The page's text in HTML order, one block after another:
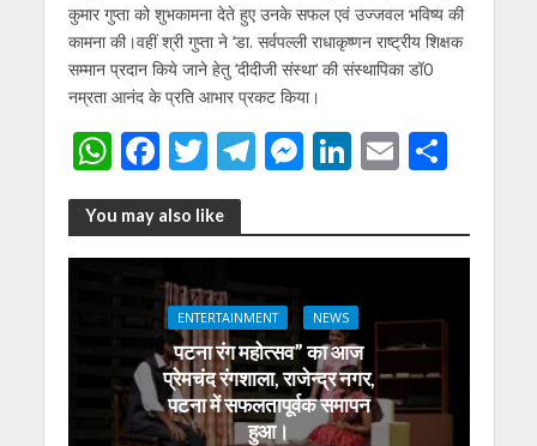
कुमार गुप्ता को शुभकामना देते हुए उनके सफल एवं उज्जवल भविष्य की
कामना की।वहीं श्री गुप्ता ने ‘डा. सर्वपल्ली राधाकृष्णन राष्ट्रीय शिक्षक
सम्मान प्रदान किये जाने हेतु ‘दीदीजी संस्था‘ की संस्थापिका डॉ0
नम्रता आनंद के प्रति आभार प्रकट किया।
W
h
at
s
p
F
ac
e
b
o
o
k
T
w
itt
er
T
e
gr
a
m
M
ss
e
n
g
er
Li
k
e
dI
n
E
ai
l
S
ar
e
You may also like
ENTERTAINMENT NEWS
पटना रंग महोत्सव” का आज
प्रेमचंद रंगशाला, राजेन्द्र नगर,
पटना में सफलतापूर्वक समापन
हुआ।